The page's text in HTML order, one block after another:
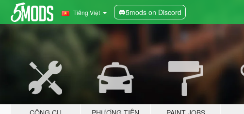
Tiếng Việt 5mods on Discord